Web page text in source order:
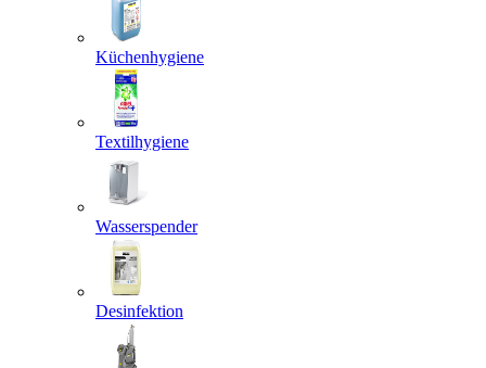
Küchenhygiene
Textilhygiene
Wasserspender
Desinfektion